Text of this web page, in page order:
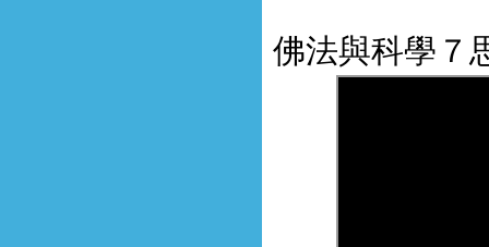
佛法與科學７